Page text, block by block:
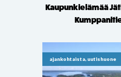
Kaupunkielämää
ajankohtaista, uutishuone